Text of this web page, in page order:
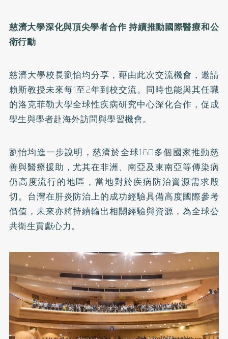
慈濟大學深化與頂尖學者合作 持續推動國際醫療和公
衛行動
慈濟大學校長劉怡均分享，藉由此次交流機會，邀請
賴斯教授未來每1至2年到校交流。同時也能與其任職
的洛克菲勒大學全球性疾病研究中心深化合作，促成
學生與學者赴海外訪問與學習機會。
劉怡均進一步說明，慈濟於全球160多個國家推動慈
善與醫療援助，尤其在非洲、南亞及東南亞等傳染病
仍高度流行的地區，當地對於疾病防治資源需求殷
切。台灣在肝炎防治上的成功經驗具備高度國際參考
價值，未來亦將持續輸出相關經驗與資源，為全球公
共衛生貢獻心力。